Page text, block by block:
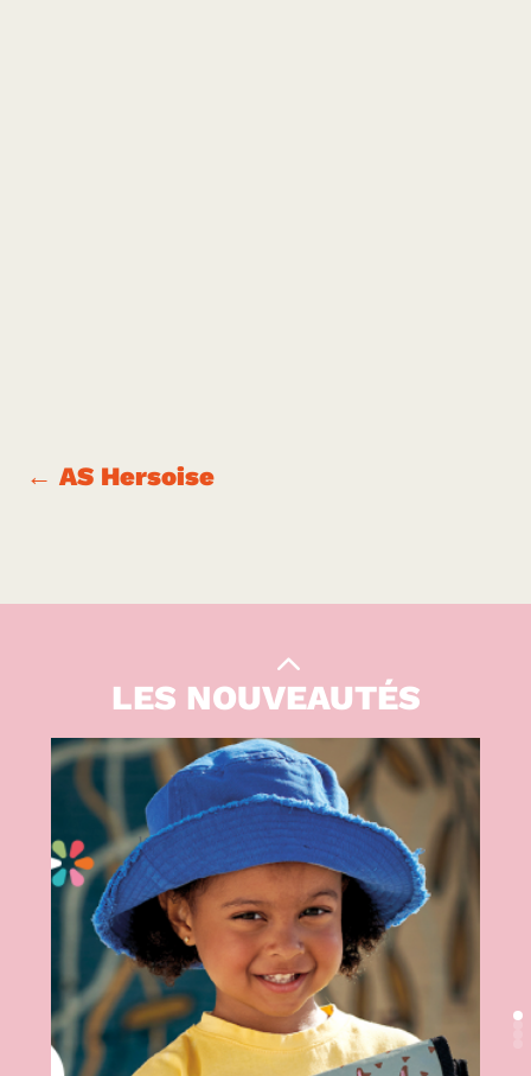
←AS Hersoise
LES NOUVEAUTÉS